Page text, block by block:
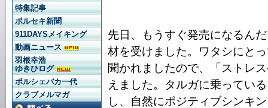
先日、もうすぐ発売になるん
材を受けました。ワタシにと
聞かれましたので、「ストレ
えました。タルガに乗ってい
し、自然にポジティブシンキ
特集記事
ポルセキ新聞
911DAYSメイキング
動画ニュース
羽根幸浩
ゆきひログ
ポルシェバカ一代
クラブメルマガ